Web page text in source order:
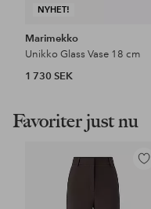
NYHET!
Marimekko
Unikko Glass Vase 18 cm
1 730 SEK
Favoriter just nu
Lägg